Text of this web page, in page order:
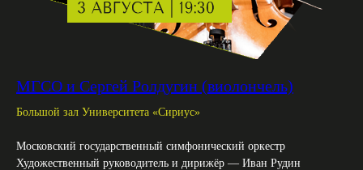
МГСО и Сергей Ролдугин (виолончель)
Большой зал Университета «Сириус»
Московский государственный симфонический оркестр
Художественный руководитель и дирижёр — Иван Рудин